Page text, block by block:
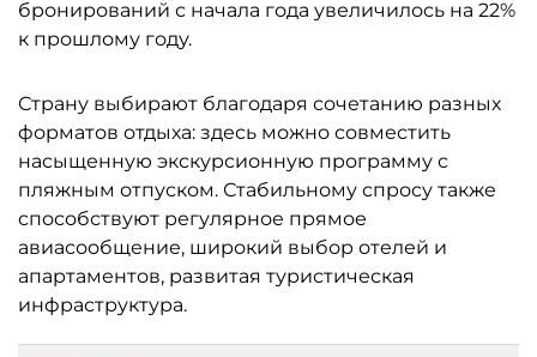
бронирований с начала года увеличилось на 22%
к прошлому году.
Страну выбирают благодаря сочетанию разных
форматов отдыха: здесь можно совместить
насыщенную экскурсионную программу с
пляжным отпуском. Стабильному спросу также
способствуют регулярное прямое
авиасообщение, широкий выбор отелей и
апартаментов, развитая туристическая
инфраструктура.